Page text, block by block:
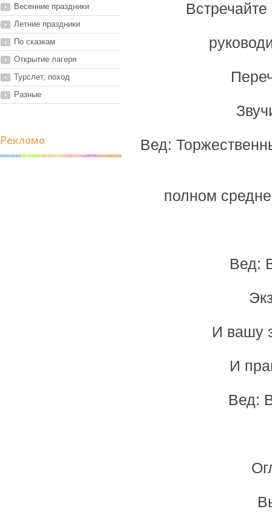
Весенние праздники
Летние праздники
По сказкам
Открытие лагеря
Турслет, поход
Разные
Реклама Вед:
полном
Вед:
И вашу
И
Вед: